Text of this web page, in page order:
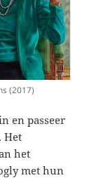
(2017)
en passeer
Het
het
met hun